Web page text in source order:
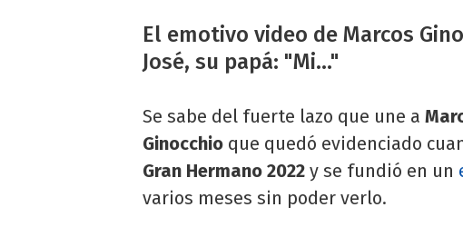
El emotivo video de Marcos
José, su papá: "Mi..."
Se sabe del fuerte lazo que une a
Ginocchio que quedó evidenciado
Gran Hermano 2022 y se fundió en un
varios meses sin poder verlo.